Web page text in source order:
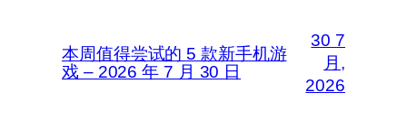
本周值得尝试的 5 款新手机游
戏 – 2026 年 7 月 30 日
30 7
月,
2026